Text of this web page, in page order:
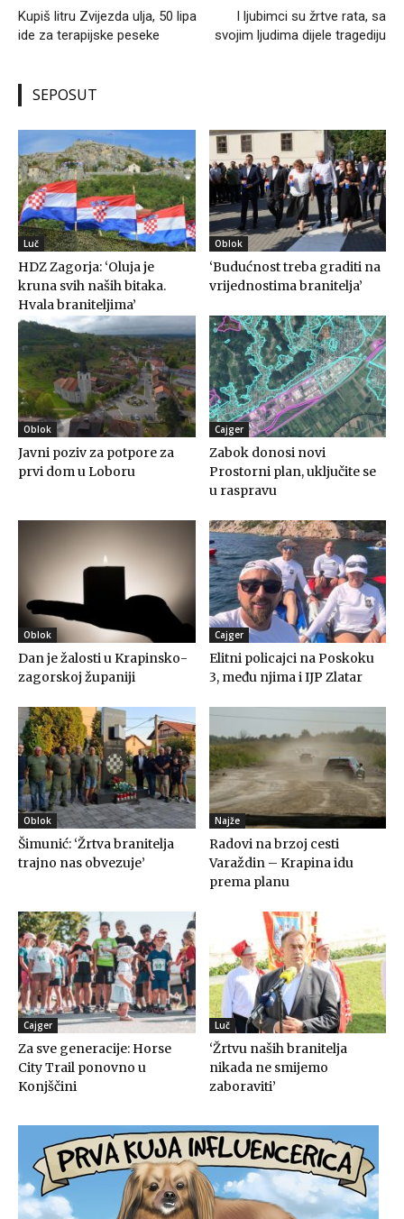
Kupiš litru Zvijezda ulja, 50 lipa
ide za terapijske peseke
I ljubimci su žrtve rata, sa
svojim ljudima dijele tragediju
SEPOSUT
Luč
HDZ Zagorja: ‘Oluja je
kruna svih naših bitaka.
Hvala braniteljima’
Oblok
‘Budućnost treba graditi na
vrijednostima branitelja’
Oblok
Javni poziv za potpore za
prvi dom u Loboru
Cajger
Zabok donosi novi
Prostorni plan, uključite se
u raspravu
Oblok
Dan je žalosti u Krapinsko-
zagorskoj županiji
Cajger
Elitni policajci na Poskoku
3, među njima i IJP Zlatar
Oblok
Šimunić: ‘Žrtva branitelja
trajno nas obvezuje’
Najže
Radovi na brzoj cesti
Varaždin – Krapina idu
prema planu
Cajger
Za sve generacije: Horse
City Trail ponovno u
Konjščini
Luč
‘Žrtvu naših branitelja
nikada ne smijemo
zaboraviti’